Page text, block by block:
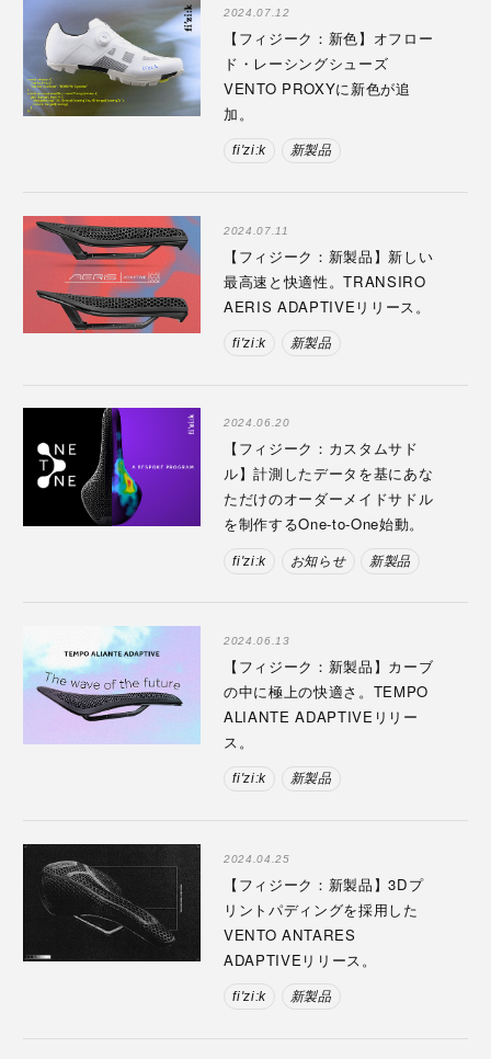
2024.07.12
【フィジーク：新色】オフロー
ド・レーシングシューズ
VENTO PROXYに新色が追
加。
fi'zi:k 新製品
2024.07.11
【フィジーク：新製品】新しい
最高速と快適性。TRANSIRO
AERIS ADAPTIVEリリース。
fi'zi:k 新製品
2024.06.20
【フィジーク：カスタムサド
ル】計測したデータを基にあな
ただけのオーダーメイドサドル
を制作するOne-to-One始動。
fi'zi:k お知らせ 新製品
2024.06.13
【フィジーク：新製品】カーブ
の中に極上の快適さ。TEMPO
ALIANTE ADAPTIVEリリー
ス。
fi'zi:k 新製品
2024.04.25
【フィジーク：新製品】3Dプ
リントパディングを採用した
VENTO ANTARES
ADAPTIVEリリース。
fi'zi:k 新製品